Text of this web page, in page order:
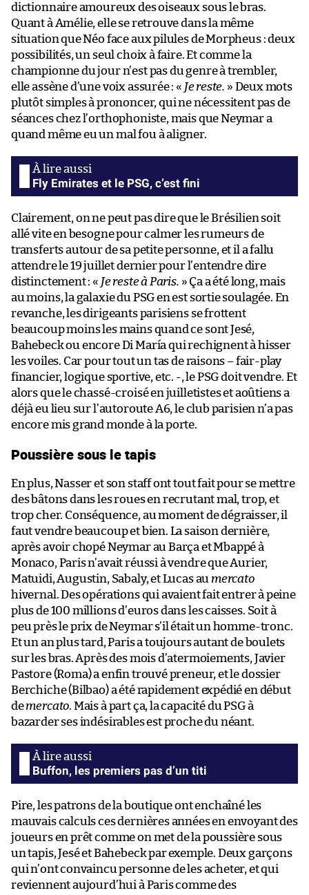
dictionnaire amoureux des oiseaux sous le bras.
Quant à Amélie, elle se retrouve dans la même
situation que Néo face aux pilules de Morpheus : deux
possibilités, un seul choix à faire. Et comme la
championne du jour n’est pas du genre à trembler,
elle assène d’une voix assurée : « Je reste. » Deux mots
plutôt simples à prononcer, qui ne nécessitent pas de
séances chez l’orthophoniste, mais que Neymar a
quand même eu un mal fou à aligner.
Fly Emirates et le PSG, c’est fini
Clairement, on ne peut pas dire que le Brésilien soit
allé vite en besogne pour calmer les rumeurs de
transferts autour de sa petite personne, et il a fallu
attendre le 19 juillet dernier pour l’entendre dire
distinctement : « Je reste à Paris. » Ça a été long, mais
au moins, la galaxie du PSG en est sortie soulagée. En
revanche, les dirigeants parisiens se frottent
beaucoup moins les mains quand ce sont Jesé,
Bahebeck ou encore Di María qui rechignent à hisser
les voiles. Car pour tout un tas de raisons – fair-play
financier, logique sportive, etc. -, le PSG doit vendre. Et
alors que le chassé-croisé en juilletistes et aoûtiens a
déjà eu lieu sur l’autoroute A6, le club parisien n’a pas
encore mis grand monde à la porte.
Poussière sous le tapis
En plus, Nasser et son staff ont tout fait pour se mettre
des bâtons dans les roues en recrutant mal, trop, et
trop cher. Conséquence, au moment de dégraisser, il
faut vendre beaucoup et bien. La saison dernière,
après avoir chopé Neymar au Barça et Mbappé à
Monaco, Paris n’avait réussi à vendre que Aurier,
Matuidi, Augustin, Sabaly, et Lucas au mercato
hivernal. Des opérations qui avaient fait entrer à peine
plus de 100 millions d’euros dans les caisses. Soit à
peu près le prix de Neymar s’il était un homme-tronc.
Et un an plus tard, Paris a toujours autant de boulets
sur les bras. Après des mois d’atermoiements, Javier
Pastore (Roma) a enfin trouvé preneur, et le dossier
Berchiche (Bilbao) a été rapidement expédié en début
demercato. Mais à part ça, la capacité du PSG à
bazarder ses indésirables est proche du néant.
Buffon, les premiers pas d’un titi
Pire, les patrons de la boutique ont enchaîné les
mauvais calculs ces dernières années en envoyant des
joueurs en prêt comme on met de la poussière sous
un tapis, Jesé et Bahebeck par exemple. Deux garçons
qui n’ont convaincu personne de les acheter, et qui
reviennent aujourd’hui à Paris comme des